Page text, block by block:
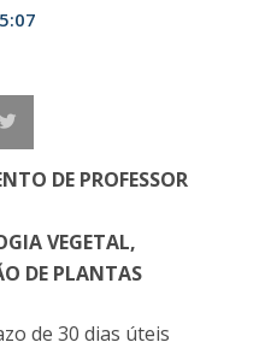
DE PROFESSOR
VEGETAL,
DE PLANTAS
de 30 dias úteis